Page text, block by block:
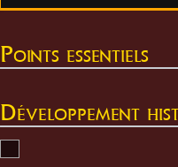
Points essentiels
Développement